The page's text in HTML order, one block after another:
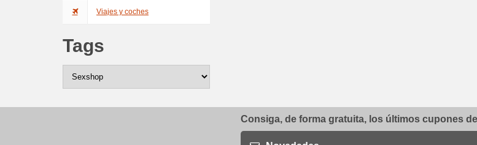
Viajes y coches
Tags
Consiga, de forma gratuita, los últimos cupones